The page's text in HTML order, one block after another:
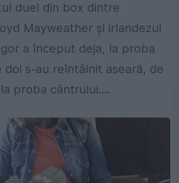
duel din box dintre
Mayweather și irlandezul
a început deja, la proba
doi s-au reîntâlnit aseară, de
proba cântrului....